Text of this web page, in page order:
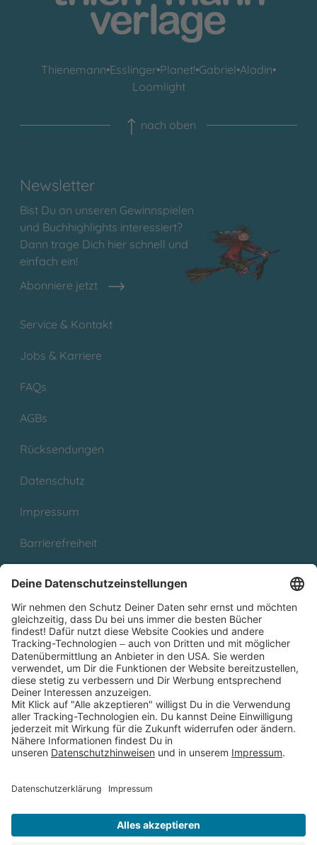
Thienemann•Esslinger•Planet!•Gabriel•Aladin•
Loomlight
nach oben
Newsletter
Bist Du an unseren Gewinnspielen
und Buchhighlights interessiert?
Dann trage Dich hier schnell und
einfach ein!
Abonniere jetzt
Service & Kontakt
Jobs & Karriere
FAQs
AGBs
Rücksendungen
Datenschutz
Impressum
Barrierefreiheit
Partnerprogramm (Affiliate)
Folge uns auf
* Versandkostenfrei ab 9,00 € Bestellwert innerhalb
Deutschlands
** Lieferzeit 1-3 Werktage innerhalb Deutschlands
Thienemann-Esslinger Verlag GmbH, Blumenstraße 36, D-70182